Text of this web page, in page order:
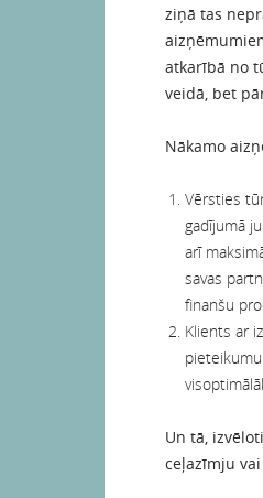
ziņā tas
atkarībā no
veidā, bet
Nākamo
Vērsties
gadījumā
arī
savas
finanšu
Klients ar
Un tā,
ceļazīmju